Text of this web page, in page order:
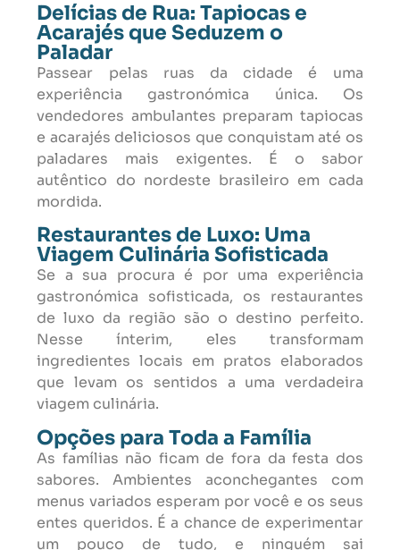
Delícias de Rua: Tapiocas e
Acarajés que Seduzem o
Paladar
Passear pelas ruas da cidade é uma
experiência gastronómica única. Os
vendedores ambulantes preparam tapiocas
e acarajés deliciosos que conquistam até os
paladares mais exigentes. É o sabor
autêntico do nordeste brasileiro em cada
mordida.
Restaurantes de Luxo: Uma
Viagem Culinária Sofisticada
Se a sua procura é por uma experiência
gastronómica sofisticada, os restaurantes
de luxo da região são o destino perfeito.
Nesse ínterim, eles transformam
ingredientes locais em pratos elaborados
que levam os sentidos a uma verdadeira
viagem culinária.
Opções para Toda a Família
As famílias não ficam de fora da festa dos
sabores. Ambientes aconchegantes com
menus variados esperam por você e os seus
entes queridos. É a chance de experimentar
um pouco de tudo, e ninguém sai